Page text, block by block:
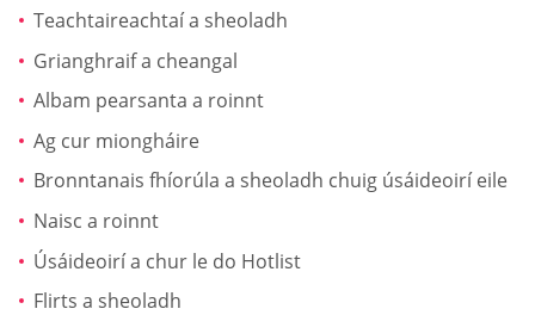
Teachtaireachtaí a sheoladh
Grianghraif a cheangal
Albam pearsanta a roinnt
Ag cur miongháire
Bronntanais fhíorúla a sheoladh chuig úsáideoirí eile
Naisc a roinnt
Úsáideoirí a chur le do Hotlist
Flirts a sheoladh